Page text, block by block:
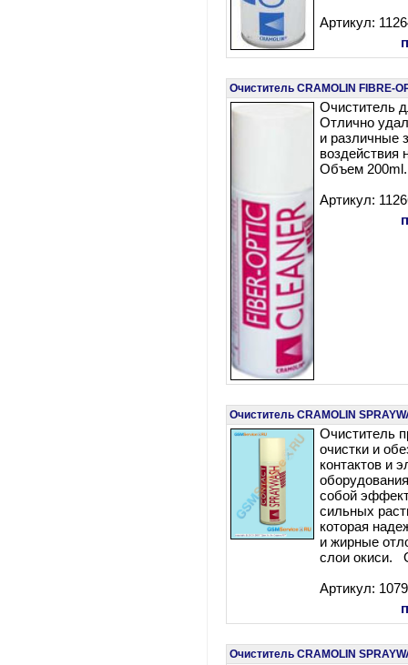
Артикул:
Очиститель CRAMOLIN FIBRE-
Очиститель
Отлично
и различные
Объем 200ml.
Артикул:
Очиститель CRAMOLIN
Очиститель
очистки и
контактов и
собой
сильных
которая
и жирные
слои окиси.
Артикул:
Очиститель CRAMOLIN